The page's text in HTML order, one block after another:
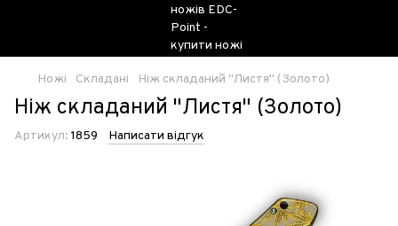
Ножі Складані Ніж складаний "Листя" (Золото)
Ніж складаний "Листя" (Золото)
Артикул: 1859 Написати відгук